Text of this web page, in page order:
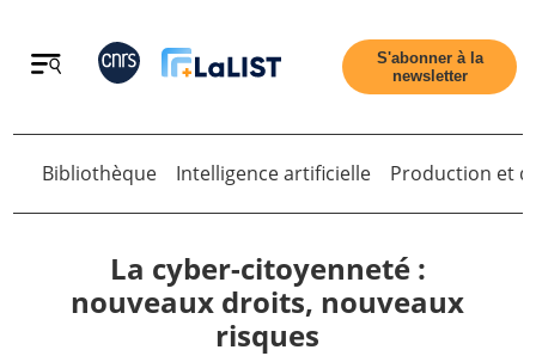
Retour
S'abonner à la
newsletter
Retour
Bibliothèque Intelligence artificielle Production et
La cyber-citoyenneté :
nouveaux droits, nouveaux
risques